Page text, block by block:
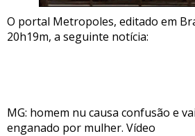
O portal Metropoles, editado em
20h19m, a seguinte notícia:
MG: homem nu causa confusão e
enganado por mulher. Vídeo